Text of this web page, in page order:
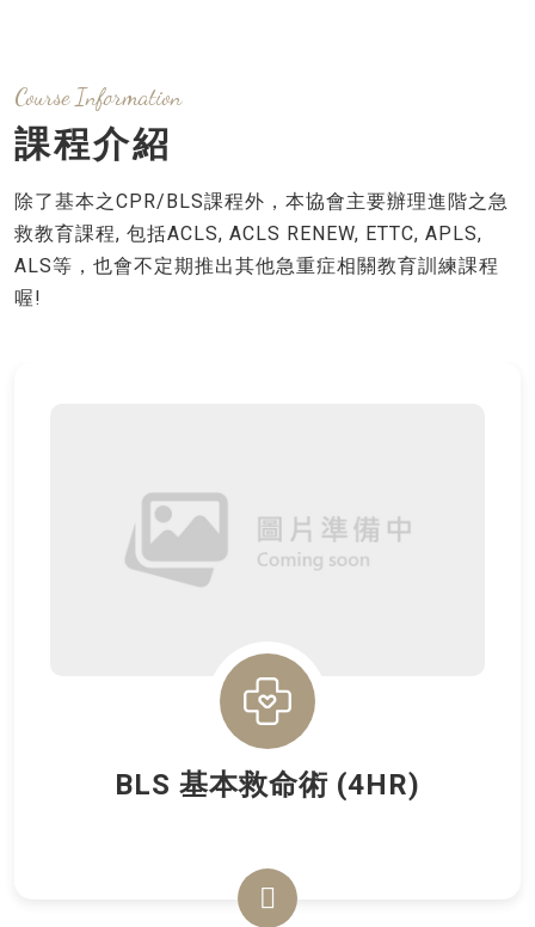
Course Information
課程介紹
除了基本之CPR/BLS課程外，本協會主要辦理進階之急
救教育課程, 包括ACLS, ACLS RENEW, ETTC, APLS,
ALS等，也會不定期推出其他急重症相關教育訓練課程
喔!
BLS 基本救命術 (4HR)